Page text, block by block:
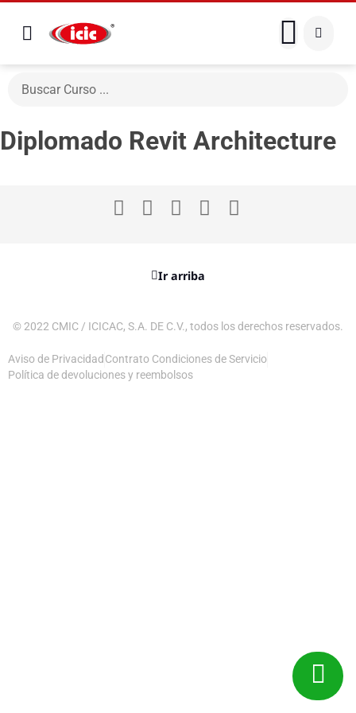
Diplomado Revit Architecture
Ir arriba
© 2022 CMIC / ICICAC, S.A. DE C.V., todos los derechos reservados.
Aviso de Privacidad Contrato Condiciones de Servicio
Política de devoluciones y reembolsos